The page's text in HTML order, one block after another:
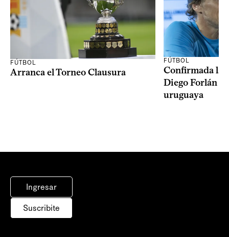
FÚTBOL
Arranca el Torneo Clausura
FÚTBOL
Confirmada la
Diego Forlán
uruguaya
Ingresar
Suscribite